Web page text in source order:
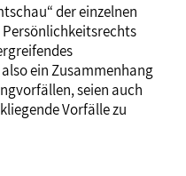
der einzelnen
Persönlichkeitsrechts
ein Zusammenhang
seien auch
Vorfälle zu